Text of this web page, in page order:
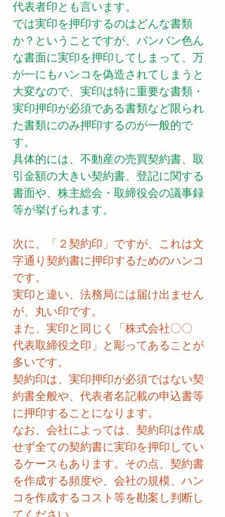
代表者印とも言います。
では実印を押印するのはどんな書類
か？ということですが、バンバン色ん
な書面に実印を押印してしまって、万
が一にもハンコを偽造されてしまうと
大変なので、実印は特に重要な書類・
実印押印が必須である書類など限られ
た書類にのみ押印するのが一般的で
す。
具体的には、不動産の売買契約書、取
引金額の大きい契約書、登記に関する
書面や、株主総会・取締役会の議事録
等が挙げられます。
次に、「２契約印」ですが、これは文
字通り契約書に押印するためのハンコ
です。
実印と違い、法務局には届け出ません
が、丸い印です。
また、実印と同じく「株式会社〇〇
代表取締役之印」と彫ってあることが
多いです。
契約印は、実印押印が必須ではない契
約書全般や、代表者名記載の申込書等
に押印することになります。
なお、会社によっては、契約印は作成
せず全ての契約書に実印を押印してい
るケースもあります。その点、契約書
を作成する頻度や、会社の規模、ハン
コを作成するコスト等を勘案し判断し
てください。